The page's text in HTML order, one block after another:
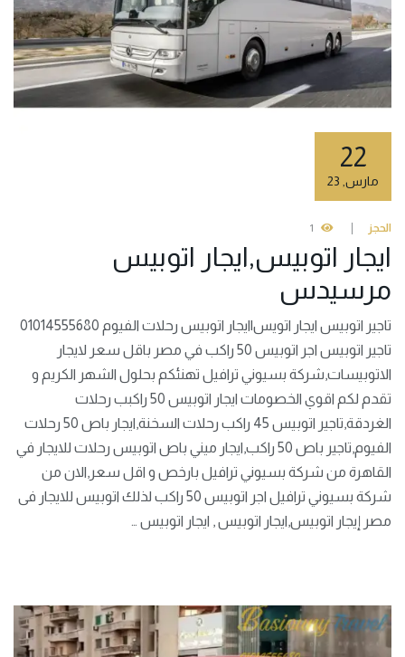
22
مارس
الحجز 1
ايجار اتوبيس,ايجار اتوبيس
مرسيدس
تاجير اتوبيس ايجار اتويس|ايجار اتوبيس رحلات الفيوم 01014555680
تاجير اتوبيس اجر اتوبيس 50 راكب في مصر باقل سعر لايجار
الاتوبيسات,شركة بسيوني ترافيل تهنئكم بحلول الشهر الكريم و
تقدم لكم اقوي الخصومات ايجار اتوبيس 50 راكبب رحلات
الغردقة,تاجير اتوبيس 45 راكب رحلات السخنة,ايجار باص 50 رحلات
الفيوم,تاجير باص 50 راكب,ايجار ميني باص اتوبيس رحلات للايجار في
القاهرة من شركة بسيوني ترافيل بارخص و اقل سعر,الان من
شركة بسيوني ترافيل اجر اتوبيس 50 راكب لذلك اتوبيس للايجار فى
مصر إيجار اتوبيس,ايجار اتوبيس , ايجار اتوبيس …